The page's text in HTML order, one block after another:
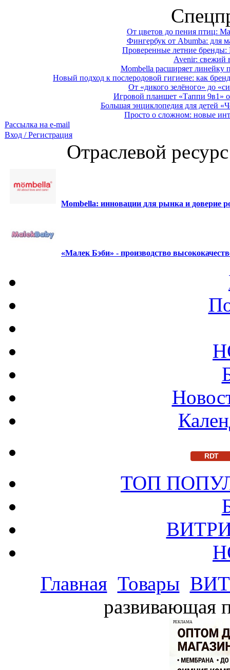
От цветов до пения птиц:
Фингербук от Abumba: для
Проверенные летние
Avenir: свежий
Mombella расширяет линейку
Новый подход к послеродовой гигиене: как
От «дикого зелёного» до
Игровой планшет «Таппи 9в1»
Большая энциклопедия для детей
Просто о сложном: новые
Рассылка на e-mail
Вход / Регистрация
Отраслевой
Mombella: инновации для рынка и доверие
«Малек Бэби» - производство
RDT
ТОП
Главная Товары
развивающая
РЕКЛАМА